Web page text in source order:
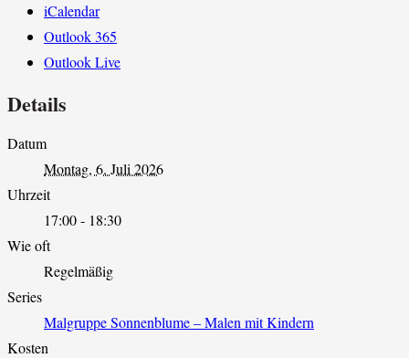
iCalendar
Outlook 365
Outlook Live
Details
Datum
Montag, 6. Juli 2026
Uhrzeit
17:00 - 18:30
Wie oft
Regelmäßig
Series
Malgruppe Sonnenblume – Malen mit Kindern
Kosten